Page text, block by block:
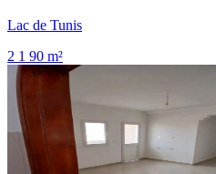
Lac de Tunis
2 1 90 m²